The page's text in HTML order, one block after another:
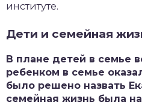
институте.
Дети и семейная
В плане детей в семье
ребенком в семье
было решено назвать
семейная жизнь была